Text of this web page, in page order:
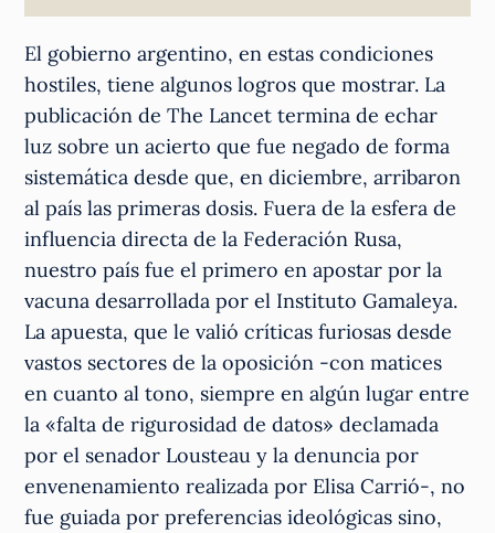
El gobierno argentino, en estas condiciones
hostiles, tiene algunos logros que mostrar. La
publicación de The Lancet termina de echar
luz sobre un acierto que fue negado de forma
sistemática desde que, en diciembre, arribaron
al país las primeras dosis. Fuera de la esfera de
influencia directa de la Federación Rusa,
nuestro país fue el primero en apostar por la
vacuna desarrollada por el Instituto Gamaleya.
La apuesta, que le valió críticas furiosas desde
vastos sectores de la oposición -con matices
en cuanto al tono, siempre en algún lugar entre
la «falta de rigurosidad de datos» declamada
por el senador Lousteau y la denuncia por
envenenamiento realizada por Elisa Carrió-, no
fue guiada por preferencias ideológicas sino,